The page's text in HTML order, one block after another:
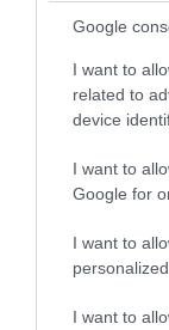
Google
I want to
related to
device
I want to
Google for
I want to
I want to